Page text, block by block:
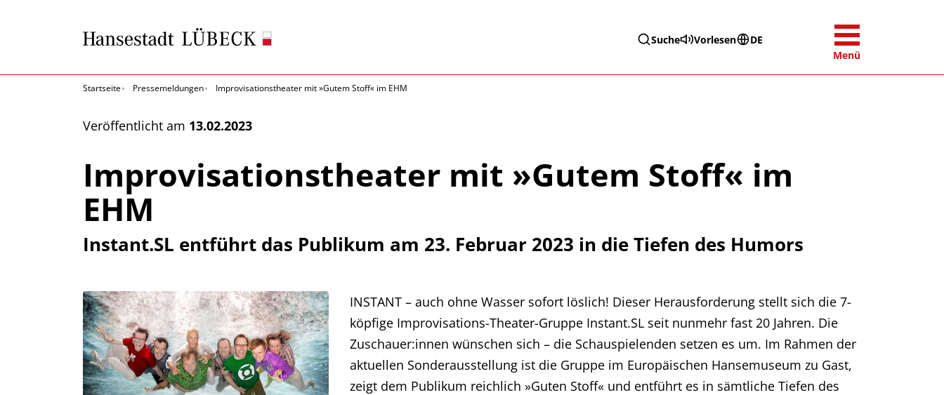
Suche Vorlesen
DE
Menü
Startseite Pressemeldungen Improvisationstheater mit »Gutem Stoff« im EHM
Veröffentlicht am 13.02.2023
Improvisationstheater mit »Gutem Stoff« im
EHM
Instant.SL entführt das Publikum am 23. Februar 2023 in die Tiefen des Humors
INSTANT – auch ohne Wasser sofort löslich! Dieser Herausforderung stellt sich die 7-
köpfige Improvisations-Theater-Gruppe Instant.SL seit nunmehr fast 20 Jahren. Die
Zuschauer:innen wünschen sich – die Schauspielenden setzen es um. Im Rahmen der
aktuellen Sonderausstellung ist die Gruppe im Europäischen Hansemuseum zu Gast,
zeigt dem Publikum reichlich »Guten Stoff« und entführt es in sämtliche Tiefen des